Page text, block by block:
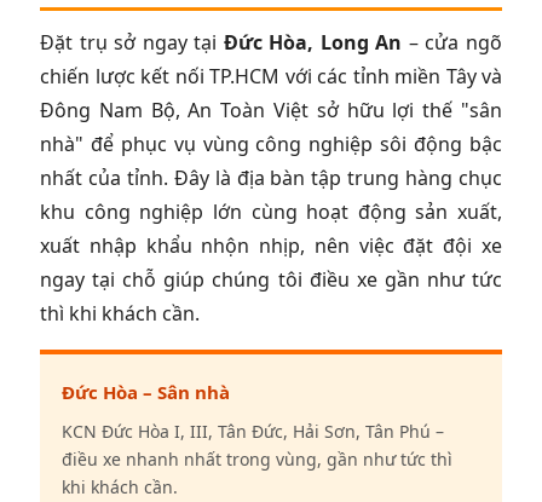
Đặt trụ sở ngay tại Đức Hòa, Long An – cửa ngõ
chiến lược kết nối TP.HCM với các tỉnh miền Tây và
Đông Nam Bộ, An Toàn Việt sở hữu lợi thế "sân
nhà" để phục vụ vùng công nghiệp sôi động bậc
nhất của tỉnh. Đây là địa bàn tập trung hàng chục
khu công nghiệp lớn cùng hoạt động sản xuất,
xuất nhập khẩu nhộn nhịp, nên việc đặt đội xe
ngay tại chỗ giúp chúng tôi điều xe gần như tức
thì khi khách cần.
Đức Hòa – Sân nhà
KCN Đức Hòa I, III, Tân Đức, Hải Sơn, Tân Phú –
điều xe nhanh nhất trong vùng, gần như tức thì
khi khách cần.